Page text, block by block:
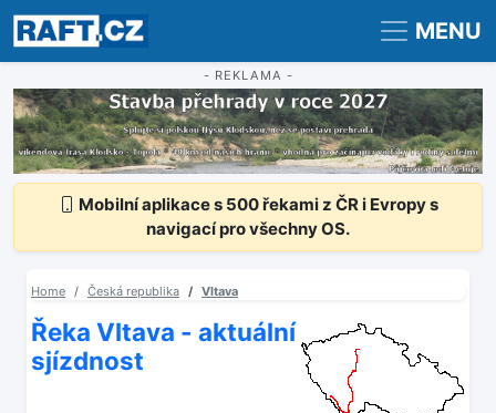
Registrace Přihlášení MENU
- REKLAMA -
Mobilní aplikace s 500 řekami z ČR i Evropy s
navigací pro všechny OS.
Home Česká republika Vltava
Řeka Vltava - aktuální
sjízdnost